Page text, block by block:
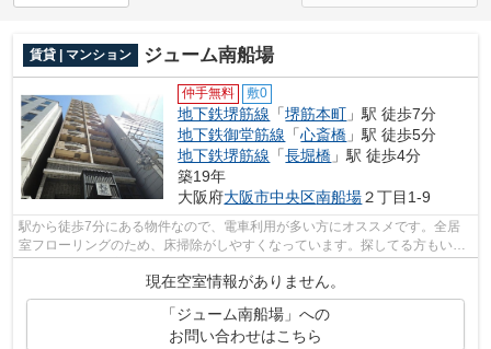
賃貸 | マンション ジューム南船場
仲手無料 敷0
地下鉄堺筋線 「堺筋本町 」駅 徒歩7分
地下鉄御堂筋線 「心斎橋 」駅 徒歩5分
地下鉄堺筋線 「長堀橋 」駅 徒歩4分
築19年
大阪府大阪市中央区南船場２丁目1-9
駅から徒歩7分にある物件なので、電車利用が多い方にオススメです。全居
室フローリングのため、床掃除がしやすくなっています。探してる方もいる
現在空室情報がありません。
「ジューム南船場」への
お問い合わせはこちら